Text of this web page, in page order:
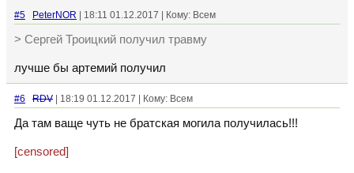
#5 PeterNOR | 18:11 01.12.2017 | Кому: Всем
> Сергей Троицкий получил травму
лучше бы артемий получил
#6 RDV | 18:19 01.12.2017 | Кому: Всем
Да там ваще чуть не братская могила получилась!!!
[censored]